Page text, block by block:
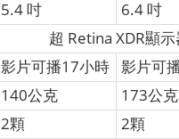
5.4 吋 6.4 吋
超 Retina XDR顯示
影片可播17小時 影片可
140公克 173公克
2顆 2顆